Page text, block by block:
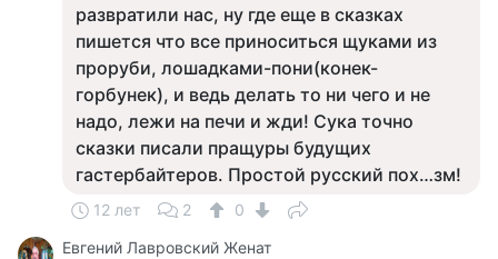
развратили нас, ну где еще в сказках
пишется что все приноситься щуками из
проруби, лошадками-пони(конек-
горбунек), и ведь делать то ни чего и не
надо, лежи на печи и жди! Сука точно
сказки писали пращуры будущих
гастербайтеров. Простой русский пох…зм!
12 лет 2
0
Евгений Лавровский Женат